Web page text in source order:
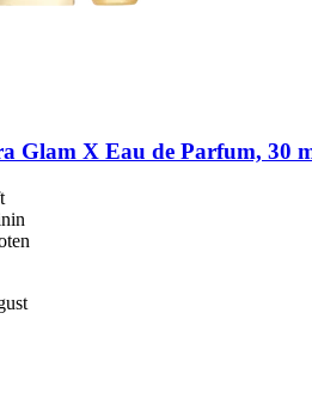
Glam X Eau de Parfum, 30